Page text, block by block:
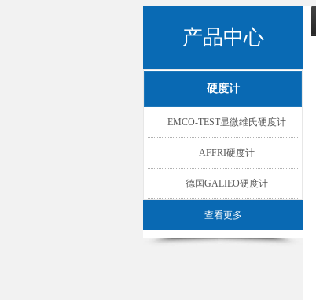
产品中心
硬度计
EMCO-TEST显微维氏硬度计
AFFRI硬度计
德国GALIEO硬度计
查看更多